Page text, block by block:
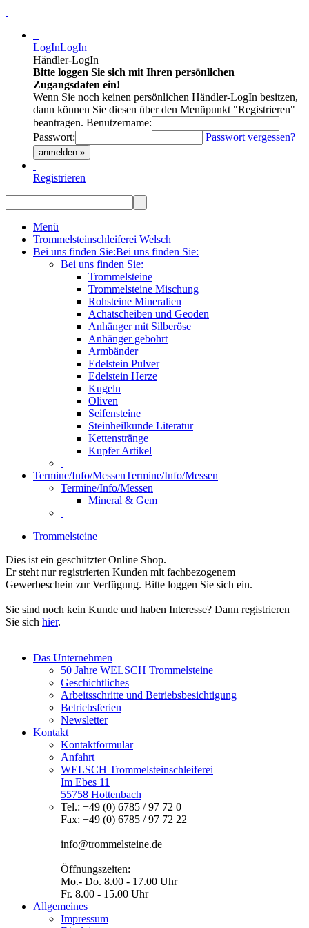
LogInLogIn
Händler-LogIn
Bitte loggen Sie sich mit Ihren persönlichen
Zugangsdaten ein!
Wenn Sie noch keinen persönlichen Händler-LogIn besitzen,
dann können Sie diesen über den Menüpunkt "Registrieren"
beantragen. Benutzername:
Passwort:
Passwort vergessen?
anmelden »
Registrieren
Menü
Trommelsteinschleiferei Welsch
Bei uns finden Sie:Bei uns finden Sie:
Bei uns finden Sie:
Trommelsteine
Trommelsteine Mischung
Rohsteine Mineralien
Achatscheiben und Geoden
Anhänger mit Silberöse
Anhänger gebohrt
Armbänder
Edelstein Pulver
Edelstein Herze
Kugeln
Oliven
Seifensteine
Steinheilkunde Literatur
Kettenstränge
Kupfer Artikel
Termine/Info/MessenTermine/Info/Messen
Termine/Info/Messen
Mineral & Gem
Trommelsteine
Dies ist ein geschützter Online Shop.
Er steht nur registrierten Kunden mit fachbezogenem
Gewerbeschein zur Verfügung. Bitte loggen Sie sich ein.
Sie sind noch kein Kunde und haben Interesse? Dann registrieren
Sie sich hier.
Das Unternehmen
50 Jahre WELSCH Trommelsteine
Geschichtliches
Arbeitsschritte und Betriebsbesichtigung
Betriebsferien
Newsletter
Kontakt
Kontaktformular
Anfahrt
WELSCH Trommelsteinschleiferei
Im Ebes 11
55758 Hottenbach
Tel.: +49 (0) 6785 / 97 72 0
Fax: +49 (0) 6785 / 97 72 22
info@trommelsteine.de
Öffnungszeiten:
Mo.- Do. 8.00 - 17.00 Uhr
Fr. 8.00 - 15.00 Uhr
Allgemeines
Impressum